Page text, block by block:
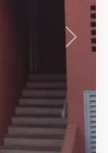
Next